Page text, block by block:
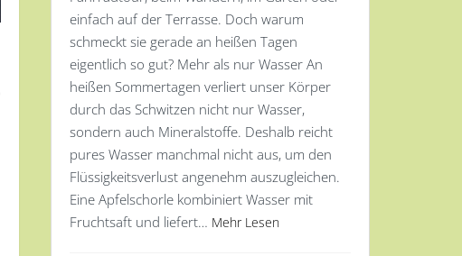
einfach auf der Terrasse. Doch warum
schmeckt sie gerade an heißen Tagen
eigentlich so gut? Mehr als nur Wasser An
heißen Sommertagen verliert unser Körper
durch das Schwitzen nicht nur Wasser,
sondern auch Mineralstoffe. Deshalb reicht
pures Wasser manchmal nicht aus, um den
Flüssigkeitsverlust angenehm auszugleichen.
Eine Apfelschorle kombiniert Wasser mit
Fruchtsaft und liefert… Mehr Lesen